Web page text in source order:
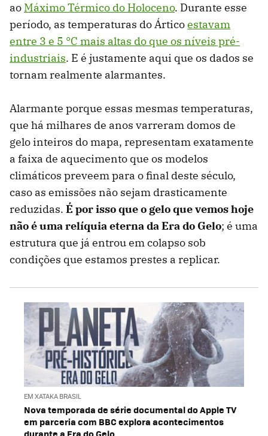
ao Máximo Térmico do Holoceno. Durante esse
período, as temperaturas do Árticoestavam
entre 3 e 5 °C mais altas do que os níveis pré-
industriais. E é justamente aqui que os dados se
tornam realmente alarmantes.
Alarmante porque essas mesmas temperaturas,
que há milhares de anos varreram domos de
gelo inteiros do mapa, representam exatamente
a faixa de aquecimento que os modelos
climáticos preveem para o final deste século,
caso as emissões não sejam drasticamente
reduzidas. É por isso que o gelo que vemos hoje
não é uma relíquia eterna da Era do Gelo; é uma
estrutura que já entrou em colapso sob
condições que estamos prestes a replicar.
EM XATAKA BRASIL
Nova temporada de série documental do Apple TV
em parceria com BBC explora acontecimentos